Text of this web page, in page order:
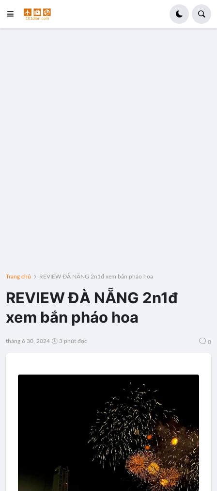
Trang chủ REVIEW ĐÀ NẴNG 2n1đ xem bắn pháo hoa
REVIEW ĐÀ NẴNG 2n1đ
xem bắn pháo hoa
tháng 6 30, 2024 3 phút đọc 0